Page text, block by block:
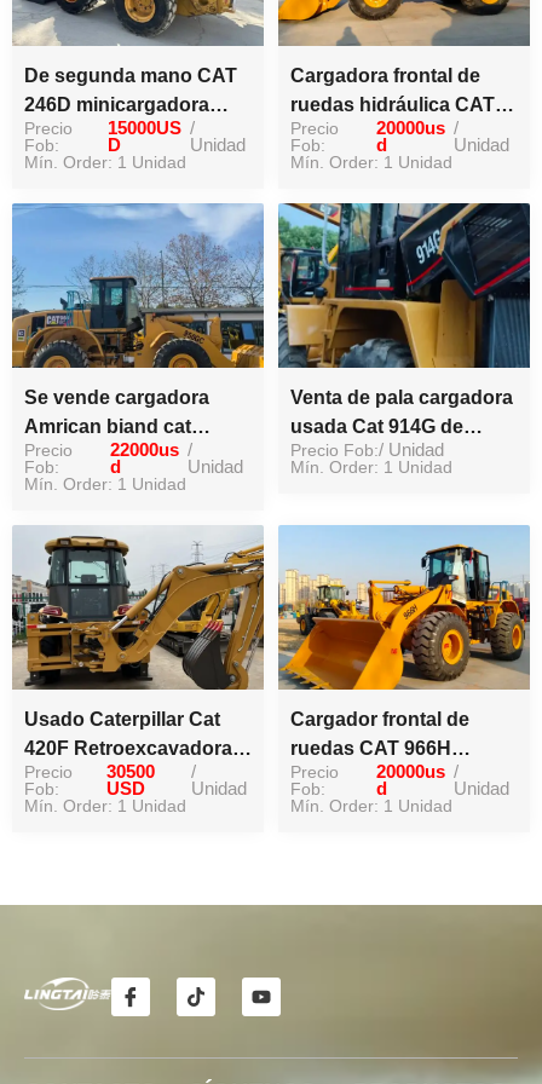
De segunda mano CAT
246D minicargadora
original de alta eficiencia
de trabajo bajo precio es
Precio
Fob:
15000US
D
/
Unidad
Mín. Order: 1 Unidad
Cargadora frontal de
ruedas hidráulica CAT
966H original de
segunda mano de la
Precio
Fob:
20000us
d
/
Unidad
Mín. Order: 1 Unidad
Se vende cargadora
Amrican biand cat
950GC de segunda
mano
Precio
Fob:
22000us
d
/
Unidad
Mín. Order: 1 Unidad
Venta de pala cargadora
usada Cat 914G de
segunda mano de 2,5
Precio Fob:/ Unidad
Mín. Order: 1 Unidad
Usado Caterpillar Cat
420F Retroexcavadora
Cargadora 420F para la
venta buena
Precio
Fob:
30500
USD
/
Unidad
Mín. Order: 1 Unidad
Cargador frontal de
ruedas CAT 966H
hidráulico original
usado
Precio
Fob:
20000us
d
/
Unidad
Mín. Order: 1 Unidad
I
c
o
T
i
o
Y
o
u